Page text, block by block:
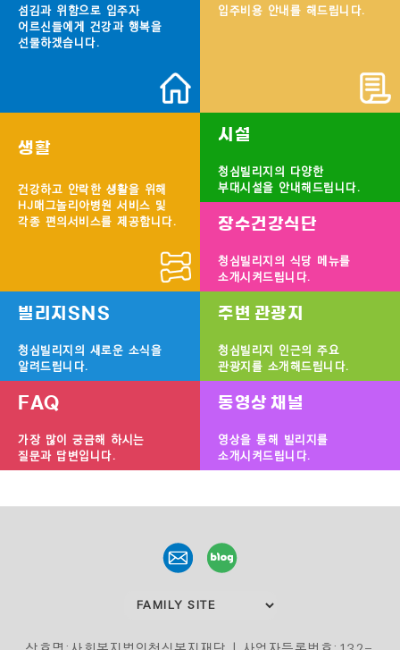
섬김과 위함으로 입주자
어르신들에게 건강과 행복을
선물하겠습니다.
입주비용 안내를 해드립니다.
생활
건강하고 안락한 생활을 위해
HJ매그놀리아병원 서비스 및
각종 편의서비스를 제공합니다.
시설
청심빌리지의 다양한
부대시설을 안내해드립니다.
장수건강식단
청심빌리지의 식당 메뉴를
소개시켜드립니다.
빌리지SNS
청심빌리지의 새로운 소식을
알려드립니다.
주변 관광지
청심빌리지 인근의 주요
관광지를 소개해드립니다.
FAQ
가장 많이 궁금해 하시는
질문과 답변입니다.
동영상 채널
영상을 통해 빌리지를
소개시켜드립니다.